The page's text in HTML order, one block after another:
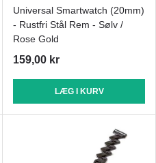
Universal Smartwatch (20mm)
- Rustfri Stål Rem - Sølv /
Rose Gold
159,00 kr
LÆG I KURV